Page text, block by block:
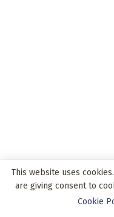
This website uses
are giving consent to
Cookie